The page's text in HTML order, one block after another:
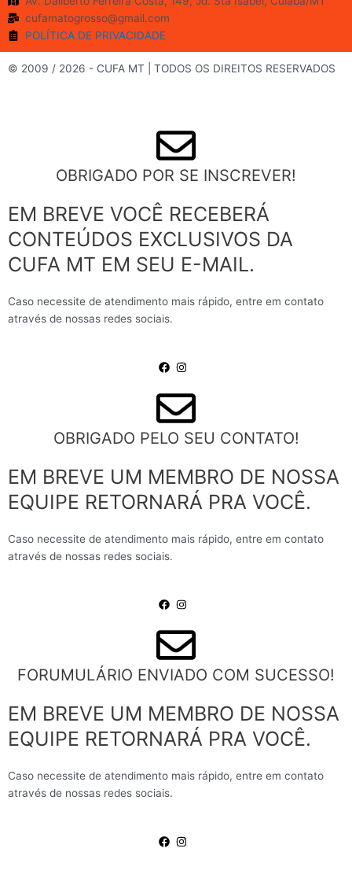
o
o
k
g
r
a
m
b
e
e
r
cufamatogrosso@gmail.com
POLÍTICA DE PRIVACIDADE
© 2009 / 2026 - CUFA MT | TODOS OS DIREITOS RESERVADOS
OBRIGADO POR SE INSCREVER!
EM BREVE VOCÊ RECEBERÁ
CONTEÚDOS EXCLUSIVOS DA
CUFA MT EM SEU E-MAIL.
Caso necessite de atendimento mais rápido, entre em contato
através de nossas redes sociais.
OBRIGADO PELO SEU CONTATO!
EM BREVE UM MEMBRO DE NOSSA
EQUIPE RETORNARÁ PRA VOCÊ.
Caso necessite de atendimento mais rápido, entre em contato
através de nossas redes sociais.
FORUMULÁRIO ENVIADO COM SUCESSO!
EM BREVE UM MEMBRO DE NOSSA
EQUIPE RETORNARÁ PRA VOCÊ.
Caso necessite de atendimento mais rápido, entre em contato
através de nossas redes sociais.